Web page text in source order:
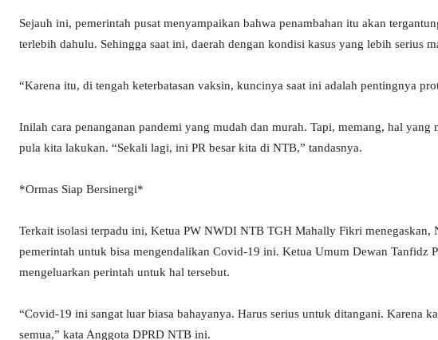
Sejauh ini, pemerintah pusat menyampaikan bahwa penambahan itu akan
terlebih dahulu. Sehingga saat ini, daerah dengan kondisi kasus yang lebih serius
“Karena itu, di tengah keterbatasan vaksin, kuncinya saat ini adalah pentingnya
Inilah cara penanganan pandemi yang mudah dan murah. Tapi, memang, hal
pula kita lakukan. “Sekali lagi, ini PR besar kita di NTB,” tandasnya.
*Ormas Siap Bersinergi*
Terkait isolasi terpadu ini, Ketua PW NWDI NTB TGH Mahally Fikri
pemerintah untuk bisa mengendalikan Covid-19 ini. Ketua Umum Dewan
mengeluarkan perintah untuk hal tersebut.
“Covid-19 ini sangat luar biasa bahayanya. Harus serius untuk ditangani. Karena
semua,” kata Anggota DPRD NTB ini.